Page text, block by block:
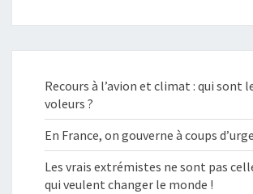
Recours à l’avion et climat : qui sont
voleurs ?
En France, on gouverne à coups
Les vrais extrémistes ne sont pas
qui veulent changer le monde !